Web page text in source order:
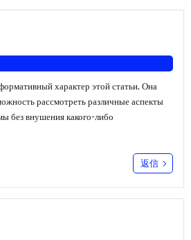
характер этой статьи. Она
рассмотреть различные аспекты
без внушения какого-либо
返信